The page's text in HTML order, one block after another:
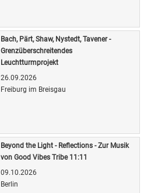
Bach, Pärt, Shaw, Nystedt, Tavener -
Grenzüberschreitendes
Leuchtturmprojekt
26.09.2026
Freiburg im Breisgau
Beyond the Light - Reflections - Zur Musik
von Good Vibes Tribe 11:11
09.10.2026
Berlin